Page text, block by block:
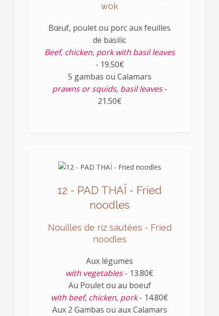
wok
Bœuf, poulet ou porc aux feuilles
de basilic
Beef, chicken, pork with basil leaves
- 19.50€
5 gambas ou Calamars
prawns or squids, basil leaves-
21.50€
12 - PAD THAÏ - Fried
noodles
Nouilles de riz sautées - Fried
noodles
Aux légumes
with vegetables- 13.80€
Au Poulet ou au boeuf
with beef, chicken, pork- 14.80€
Aux 2 Gambas ou aux Calamars